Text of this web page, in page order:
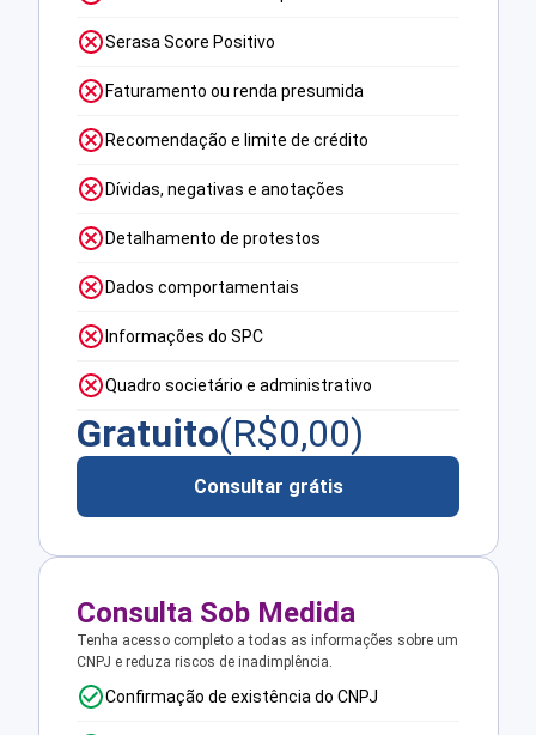
Serasa Score Positivo
Faturamento ou renda presumida
Recomendação e limite de crédito
Dívidas, negativas e anotações
Detalhamento de protestos
Dados comportamentais
Informações do SPC
Quadro societário e administrativo
Gratuito(R$0,00)
Consultar grátis
Consulta Sob Medida
Tenha acesso completo a todas as informações sobre um
CNPJ e reduza riscos de inadimplência.
Confirmação de existência do CNPJ